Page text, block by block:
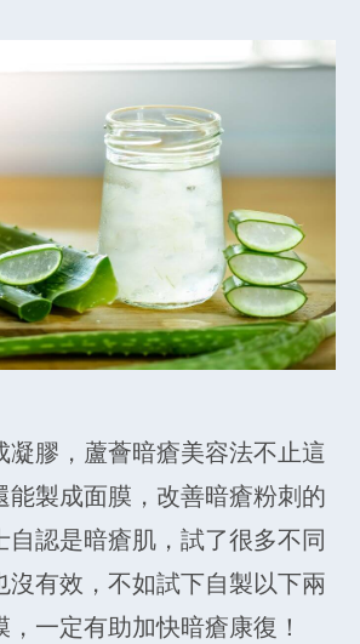
凝膠，蘆薈暗瘡美容法不止這
能製成面膜，改善暗瘡粉刺的
自認是暗瘡肌，試了很多不同
沒有效，不如試下自製以下兩
一定有助加快暗瘡康復！